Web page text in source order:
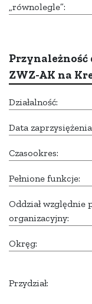
„równolegle”:
Przynależność
ZWZ-AK na
Działalność:
Data
Czasookres:
Pełnione funkcje:
Oddział względnie
organizacyjny:
Okręg:
Przydział: